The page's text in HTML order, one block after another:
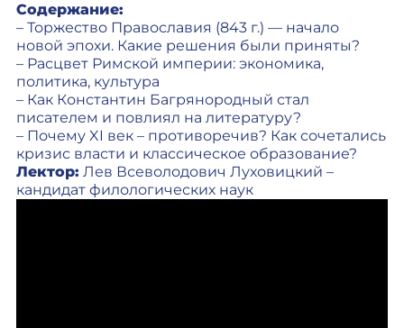
Содержание:
– Торжество Православия (843 г.) — начало
новой эпохи. Какие решения были приняты?
– Расцвет Римской империи: экономика,
политика, культура
– Как Константин Багрянородный стал
писателем и повлиял на литературу?
– Почему XI век – противоречив? Как сочетались
кризис власти и классическое образование?
Лектор: Лев Всеволодович Луховицкий –
кандидат филологических наук